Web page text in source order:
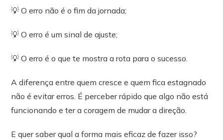
💡 O erro não é o fim da jornada;
💡 O erro é um sinal de ajuste;
💡 O erro é o que te mostra a rota para o sucesso.
A diferença entre quem cresce e quem fica estagnado
não é evitar erros. É perceber rápido que algo não está
funcionando e ter a coragem de mudar a direção.
E quer saber qual a forma mais eficaz de fazer isso?